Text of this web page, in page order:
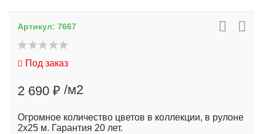
Артикул: 7667
Под заказ
2 690 ₽ /м2
Огромное количество цветов в коллекции, в рулоне
2х25 м. Гарантия 20 лет.